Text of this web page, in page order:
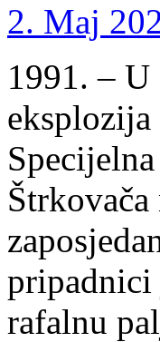
2. Maj
1991. –
Štrkovača
rafalnu